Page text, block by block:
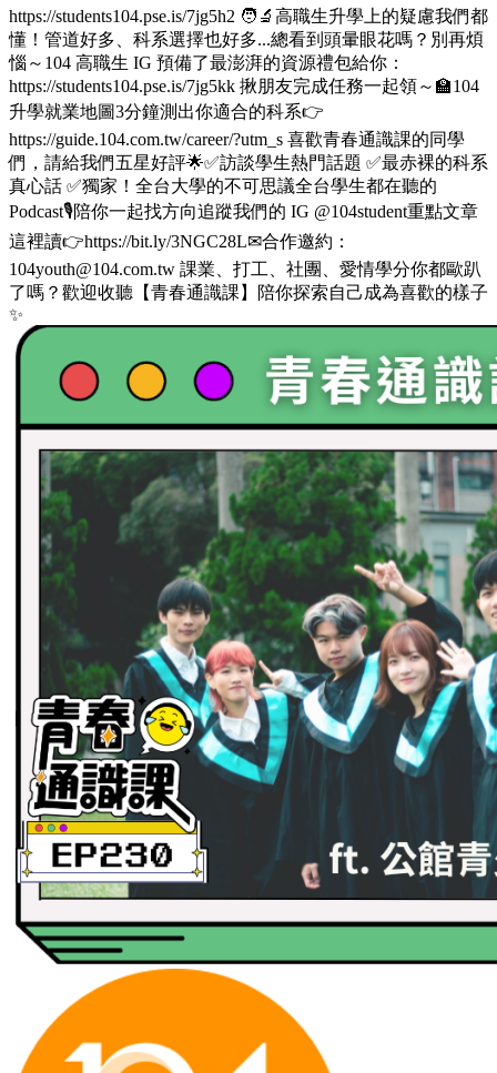
https://students104.pse.is/7jg5h2 🧑‍🔬高職生升學上的疑慮我們都
懂！管道好多、科系選擇也好多...總看到頭暈眼花嗎？別再煩
惱～104 高職生 IG 預備了最澎湃的資源禮包給你：
https://students104.pse.is/7jg5kk 揪朋友完成任務一起領～🏫104
升學就業地圖3分鐘測出你適合的科系👉
https://guide.104.com.tw/career/?utm_s 喜歡青春通識課的同學
們，請給我們五星好評🌟✅訪談學生熱門話題 ✅最赤裸的科系
真心話 ✅獨家！全台大學的不可思議全台學生都在聽的
Podcast🎙️陪你一起找方向追蹤我們的 IG @104student重點文章
這裡讀👉https://bit.ly/3NGC28L✉合作邀約：
104youth@104.com.tw 課業、打工、社團、愛情學分你都歐趴
了嗎？歡迎收聽【青春通識課】陪你探索自己成為喜歡的樣子
✨